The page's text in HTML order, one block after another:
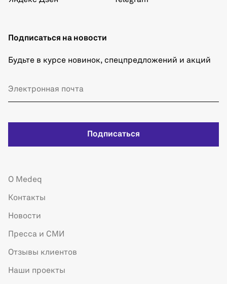
Подписаться на новости
Будьте в курсе новинок, спецпредложений и акций
Подписаться
О Medeq
Контакты
Новости
Пресса и СМИ
Отзывы клиентов
Наши проекты